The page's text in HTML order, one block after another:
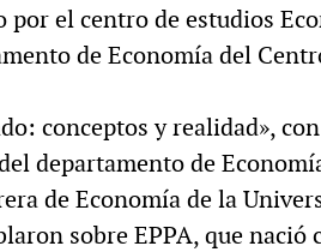
el centro de estudios
de Economía del
conceptos y realidad»,
departamento de
de Economía de la
sobre EPPA, que nació